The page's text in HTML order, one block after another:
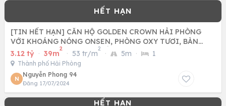
[TIN HẾT HẠN] CĂN HỘ GOLDEN CROWN HẢI PHÒNG
VỚI KHOÁNG NÓNG ONSEN, PHÒNG OXY TƯƠI, BÀN
GIAO HOÀN THIỆN CAO CẤP
3.12 tỷ · 39m
2
· 53 tr/m
2
· 5m · 1
Thành phố Hải Phòng
N
Nguyễn Phong 94
Đăng 17/07/2024